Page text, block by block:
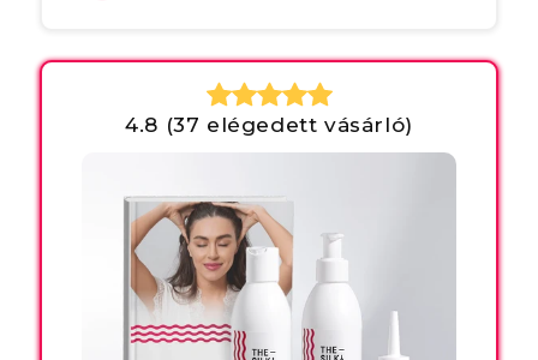
4.8 (37 elégedett vásárló)